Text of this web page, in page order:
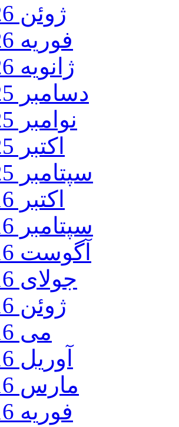
ژوئن 2026
فوریه 2026
ژانویه 2026
دسامبر 2025
نوامبر 2025
اکتبر 2025
سپتامبر 2025
اکتبر 2016
سپتامبر 2016
آگوست 2016
جولای 2016
ژوئن 2016
می 2016
آوریل 2016
مارس 2016
فوریه 2016